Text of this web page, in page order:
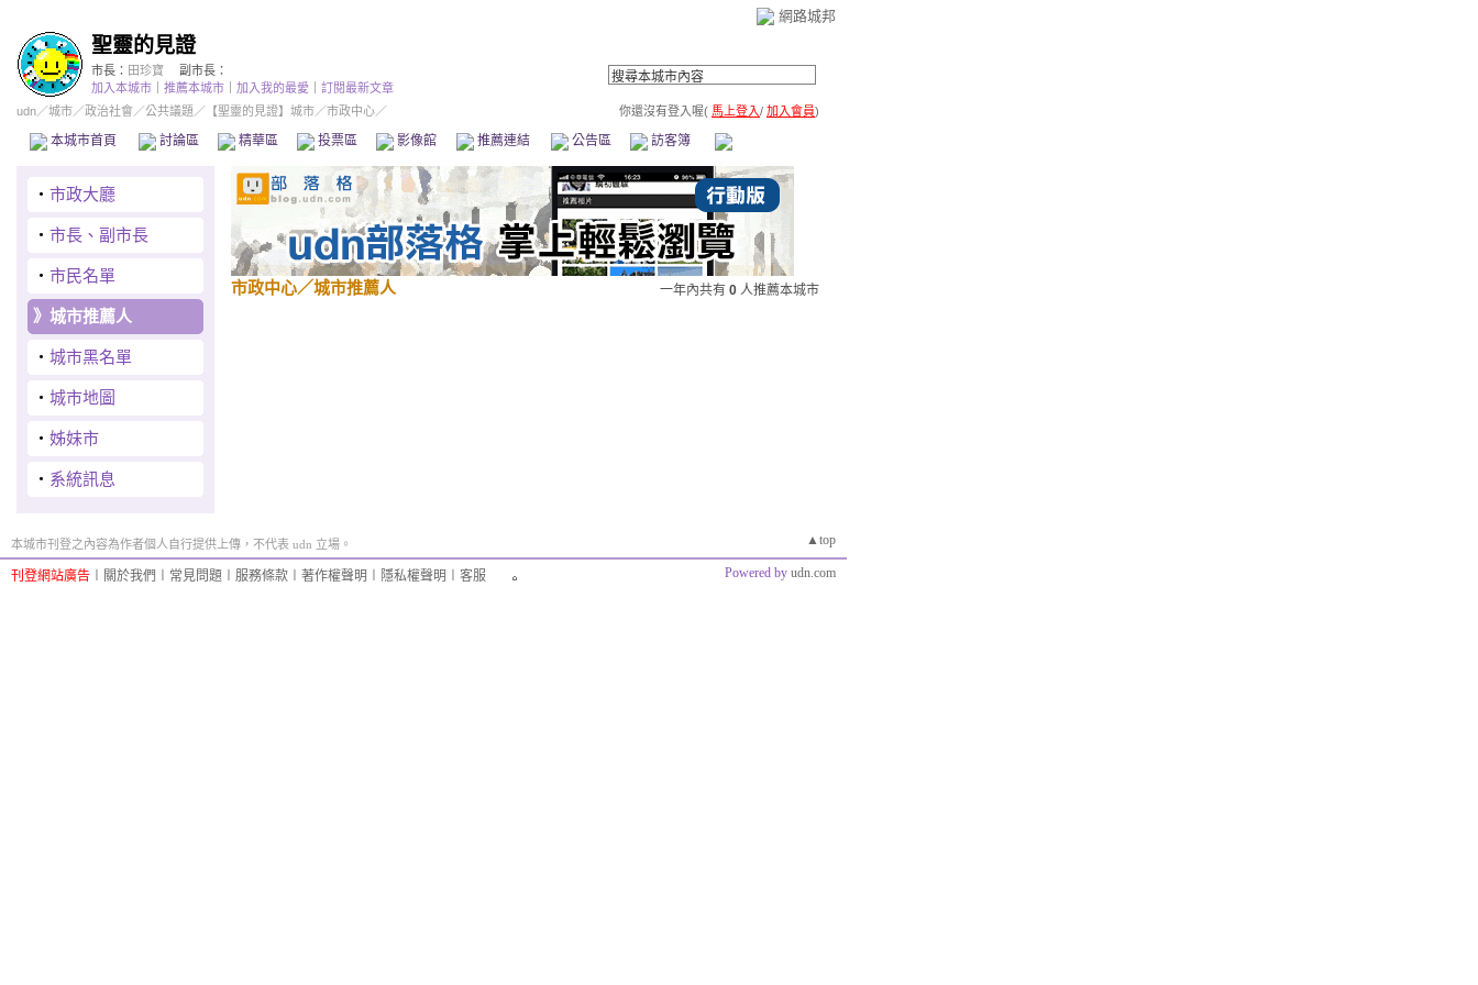
網路城邦
聖靈的見證
市長： 田珍寶
副市長：
加入本城市
推薦本城市 加入我的最愛
訂閱最新文章
udn／城市／政治社會 ／公共議題 ／ 【聖靈的見證】城市／市政中心／ 你還沒有登入喔( 馬上登入/ 加入會員)
本城市首頁 討論區 精華區 投票區 影像館 推薦連結 公告區 訪客簿 市政中心
‧ 市政大廳
‧ 市長、副市長
‧ 市民名單
》 城市推薦人
‧ 城市黑名單
‧ 城市地圖
‧ 姊妹市
‧ 系統訊息
市政中心／城市推薦人 一年內共有 0 人推薦本城市
▲top
本城市刊登之內容為作者個人自行提供上傳，不代表 udn 立場。
刊登網站廣告 關於我們 常見問題 服務條款 著作權聲明 隱私權聲明 客服 Powered by udn.com